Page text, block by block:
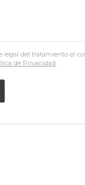
del tratamiento el
de Privacidad.